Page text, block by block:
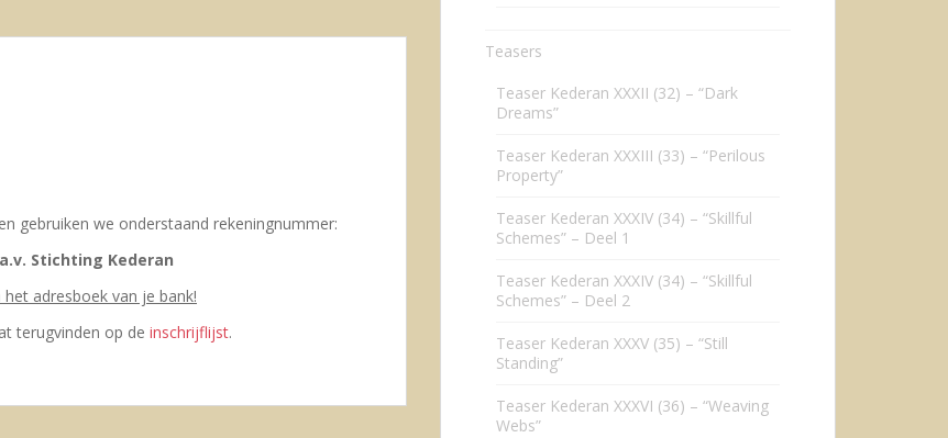
gebruiken we onderstaand rekeningnummer:
Stichting Kederan
adresboek van je bank!
terugvinden op de inschrijflijst.
Teasers
Teaser Kederan XXXII (32) – “Dark
Dreams”
Teaser Kederan XXXIII (33) – “Perilous
Property”
Teaser Kederan XXXIV (34) – “Skillful
Schemes” – Deel 1
Teaser Kederan XXXIV (34) – “Skillful
Schemes” – Deel 2
Teaser Kederan XXXV (35) – “Still
Standing”
Teaser Kederan XXXVI (36) – “Weaving
Webs”